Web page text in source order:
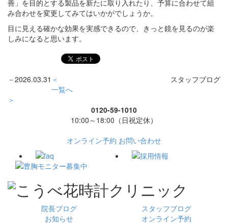
善」を目的とする製品を新たに取り入れたり、予算に合わせて組
み合わせを変更してみてはいかがでしょうか。
目に見える確かな効果を実感できるので、きっと鏡を見るのが楽
しみになると思います。
－ 2026.03.31 スタッフブログ
＜
一覧へ
＞
0120-59-1010
10:00～18:00（日祝定休）
オンライン予約 お問い合わせ
院長ブログ
スタッフブログ
お知らせ
オンライン予約